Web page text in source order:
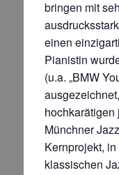
bringen mit
einen
Pianistin
(u.a. „BMW
Münchner
Kernprojekt,
klassischen